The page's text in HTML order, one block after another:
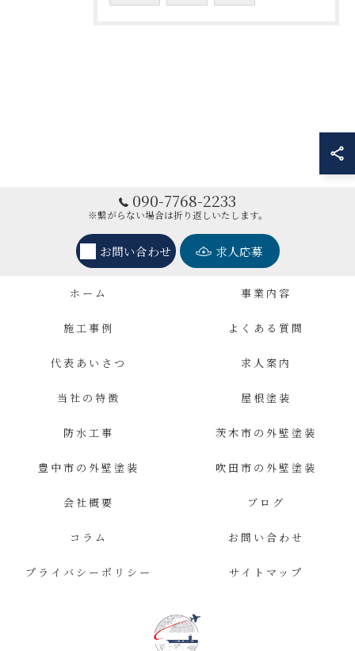
090-7768-2233
※繋がらない場合は折り返しいたします。
お問い合わせ 求人応募
ホーム 事業内容
施工事例 よくある質問
代表あいさつ 求人案内
当社の特徴 屋根塗装
防水工事 茨木市の外壁塗装
豊中市の外壁塗装 吹田市の外壁塗装
会社概要 ブログ
コラム お問い合わせ
プライバシーポリシー サイトマップ